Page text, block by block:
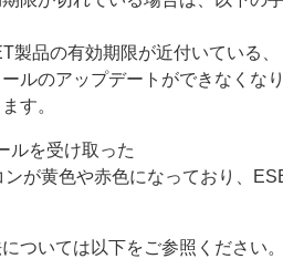
品の有効期限が近付いている
ルのアップデートができなく
す。
ルを受け取った
が黄色や赤色になっており、
ついては以下をご参照ください。